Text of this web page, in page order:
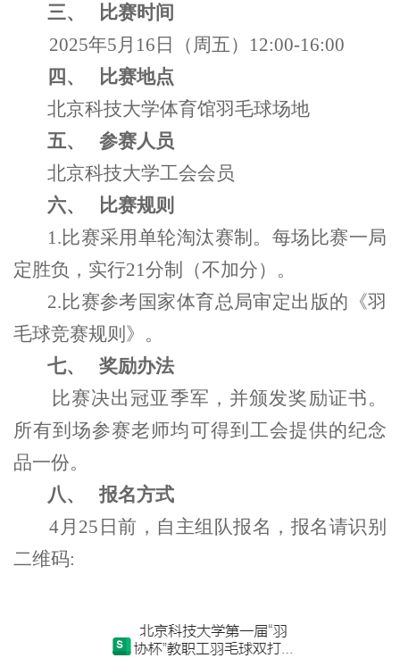
三、
比赛时间
2025年5月16日（周五）12:00-16:00
四、
比赛地点
北京科技大学体育馆羽毛球场地
五、
参赛人员
北京科技大学工会会员
六、
比赛规则
1.比赛采用单轮淘汰赛制。每场比赛一局
定胜负，实行21分制（不加分）。
2.比赛参考国家体育总局审定出版的《羽
毛球竞赛规则》。
七、
奖励办法
比赛决出冠亚季军，并颁发奖励证书。
所有到场参赛老师均可得到工会提供的纪念
品一份。
八、
报名方式
4月25日前，自主组队报名，报名请识别
二维码: